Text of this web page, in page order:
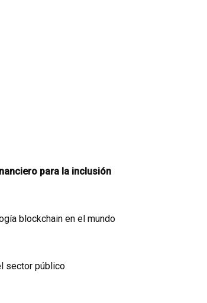
para la inclusión
blockchain en el mundo
sector público